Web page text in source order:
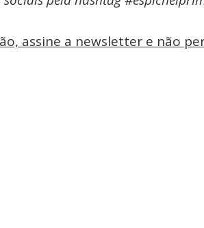
assine a newsletter e não